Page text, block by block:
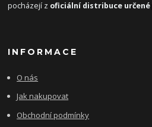
pocházejí z oficiální distribuce určené
INFORMACE
O nás
Jak nakupovat
Obchodní podmínky